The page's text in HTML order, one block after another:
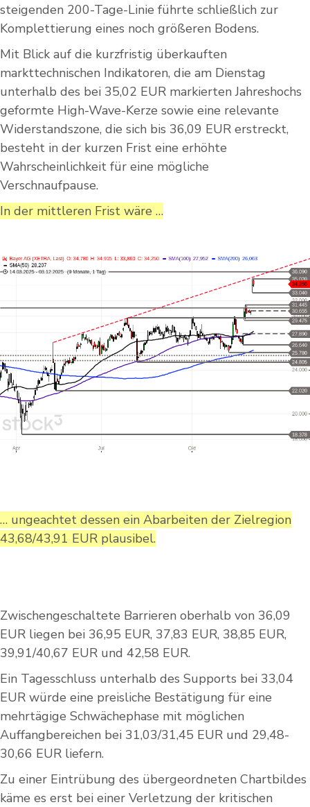
steigenden 200-Tage-Linie führte schließlich zur
Komplettierung eines noch größeren Bodens.
Mit Blick auf die kurzfristig überkauften
markttechnischen Indikatoren, die am Dienstag
unterhalb des bei 35,02 EUR markierten Jahreshochs
geformte High-Wave-Kerze sowie eine relevante
Widerstandszone, die sich bis 36,09 EUR erstreckt,
besteht in der kurzen Frist eine erhöhte
Wahrscheinlichkeit für eine mögliche
Verschnaufpause.
In der mittleren Frist wäre …
… ungeachtet dessen ein Abarbeiten der Zielregion
43,68/43,91 EUR plausibel.
Zwischengeschaltete Barrieren oberhalb von 36,09
EUR liegen bei 36,95 EUR, 37,83 EUR, 38,85 EUR,
39,91/40,67 EUR und 42,58 EUR.
Ein Tagesschluss unterhalb des Supports bei 33,04
EUR würde eine preisliche Bestätigung für eine
mehrtägige Schwächephase mit möglichen
Auffangbereichen bei 31,03/31,45 EUR und 29,48-
30,66 EUR liefern.
Zu einer Eintrübung des übergeordneten Chartbildes
käme es erst bei einer Verletzung der kritischen